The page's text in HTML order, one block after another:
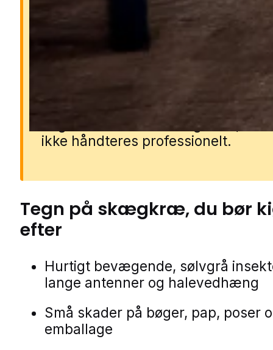
Skægkræ kan sprede sig hurtigt i
da de gemmer sig i sprækker,
mørke områder. De kan ødelægge
at gnave i dem eller forurene dem.
angreb kan let vokse sig stort,
ikke håndteres professionelt.
Tegn på skægkræ, du bør
efter
Hurtigt bevægende, sølvgrå
lange antenner og halevedhæng
Små skader på bøger, pap, poser
emballage